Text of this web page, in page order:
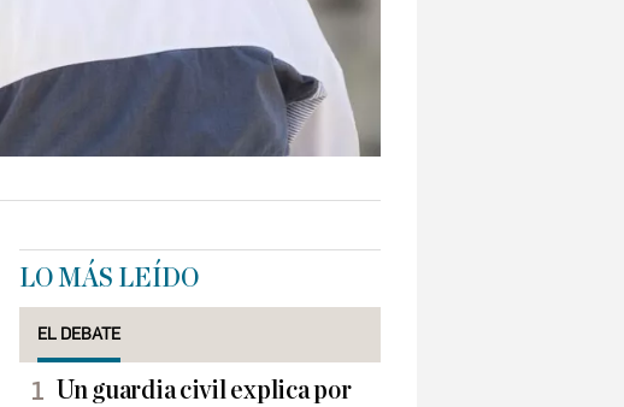
LO MÁS LEÍDO
EL DEBATE
Un guardia civil explica por